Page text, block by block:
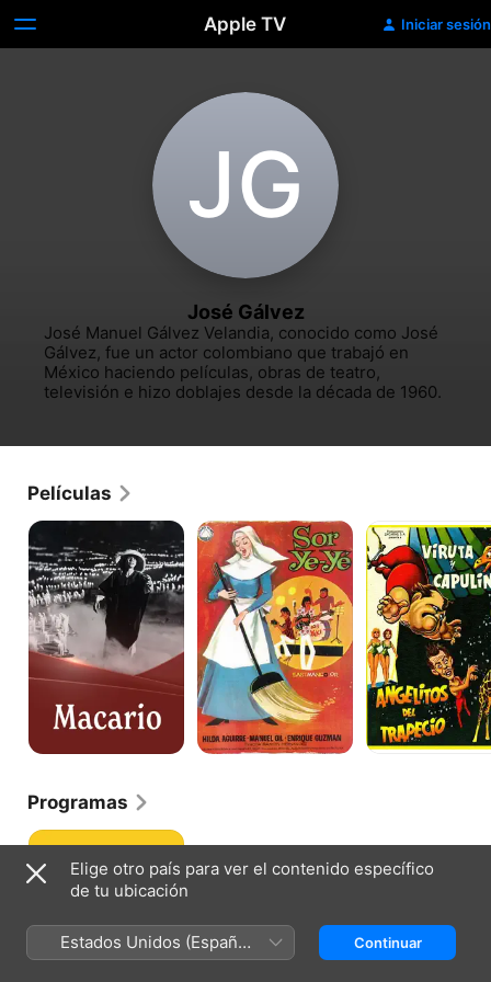
Apple TV Iniciar sesión
J‌G
José Gálvez
José Manuel Gálvez Velandia, conocido como José
Gálvez, fue un actor colombiano que trabajó en
México haciendo películas, obras de teatro,
televisión e hizo doblajes desde la década de 1960.
Películas
Macario
Sor
YE-
YÉ
Angelitos
del
trapecio
Programas
Hogar
Hogar Elige otro país para ver el contenido específico
de tu ubicación
Estados Unidos (Español
México)
Continuar